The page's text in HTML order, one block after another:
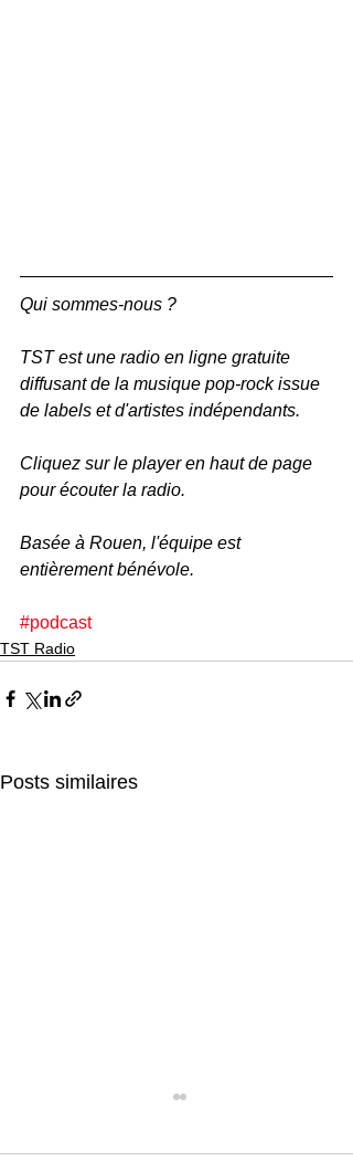
Qui sommes-nous ?
TST est une radio en ligne gratuite
diffusant de la musique pop-rock issue
de labels et d'artistes indépendants.
Cliquez sur le player en haut de page
pour écouter la radio.
Basée à Rouen, l'équipe est
entièrement bénévole.
#podcast
TST Radio
Posts similaires